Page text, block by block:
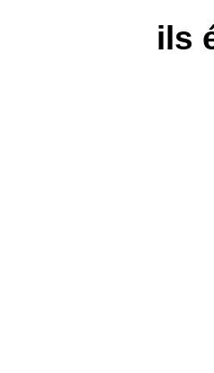
ils